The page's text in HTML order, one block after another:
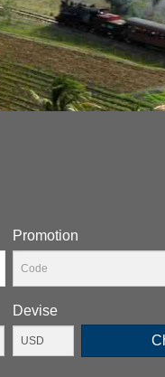
Рromotion
Devise